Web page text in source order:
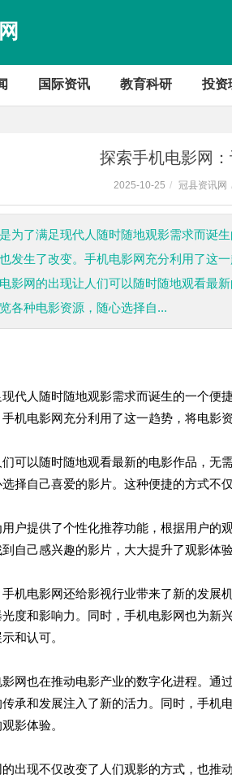
国际资讯 教育科研 投资
探索手机电影网
2025-10-25 / 冠县资讯网
为了满足现代人随时随地观影需求而诞
发生了改变。手机电影网充分利用了这
影网的出现让人们可以随时随地观看最
各种电影资源，随心选择自...
代人随时随地观影需求而诞生的一个便
机电影网充分利用了这一趋势，将电影
可以随时随地观看最新的电影作品，无
择自己喜爱的影片。这种便捷的方式不
户提供了个性化推荐功能，根据用户
自己感兴趣的影片，大大提升了观影体
机电影网还给影视行业带来了新的发
度和影响力。同时，手机电影网也为新
和认可。
网也在推动电影产业的数字化进程。通
承和发展注入了新的活力。同时，手机
影体验。
出现不仅改变了人们观影的方式，也